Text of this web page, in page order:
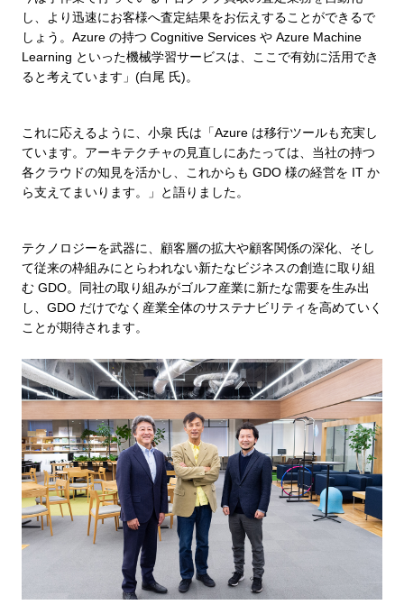
し、より迅速にお客様へ査定結果をお伝えすることができるで
しょう。Azure の持つ Cognitive Services や Azure Machine
Learning といった機械学習サービスは、ここで有効に活用でき
ると考えています」(白尾 氏)。
これに応えるように、小泉 氏は「Azure は移行ツールも充実し
ています。アーキテクチャの見直しにあたっては、当社の持つ
各クラウドの知見を活かし、これからも GDO 様の経営を IT か
ら支えてまいります。」と語りました。
テクノロジーを武器に、顧客層の拡大や顧客関係の深化、そし
て従来の枠組みにとらわれない新たなビジネスの創造に取り組
む GDO。同社の取り組みがゴルフ産業に新たな需要を生み出
し、GDO だけでなく産業全体のサステナビリティを高めていく
ことが期待されます。